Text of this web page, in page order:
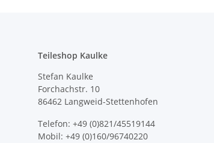
Teileshop Kaulke
Stefan Kaulke
Forchachstr. 10
86462 Langweid-Stettenhofen
Telefon: +49 (0)821/45519144
Mobil: +49 (0)160/96740220